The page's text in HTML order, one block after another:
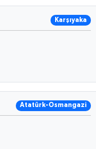
Karşıyaka
Atatürk-Osmangazi